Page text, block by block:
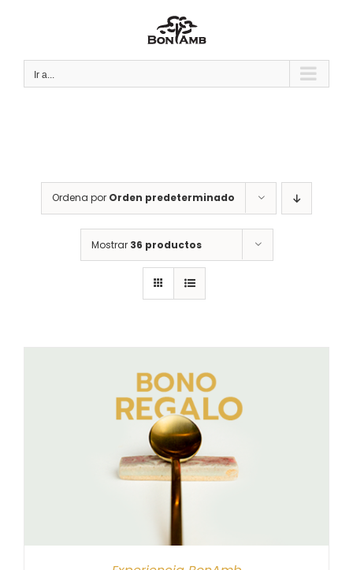
Ir a...
Ordena por Orden predeterminado
Mostrar 36 productos